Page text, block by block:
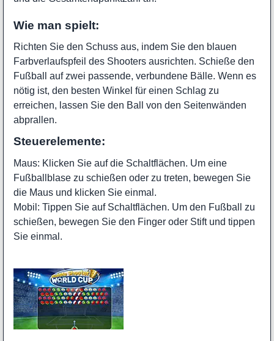
Wie man spielt:
Richten Sie den Schuss aus, indem Sie den blauen
Farbverlaufspfeil des Shooters ausrichten. Schieße den
Fußball auf zwei passende, verbundene Bälle. Wenn es
nötig ist, den besten Winkel für einen Schlag zu
erreichen, lassen Sie den Ball von den Seitenwänden
abprallen.
Steuerelemente:
Maus: Klicken Sie auf die Schaltflächen. Um eine
Fußballblase zu schießen oder zu treten, bewegen Sie
die Maus und klicken Sie einmal.
Mobil: Tippen Sie auf Schaltflächen. Um den Fußball zu
schießen, bewegen Sie den Finger oder Stift und tippen
Sie einmal.